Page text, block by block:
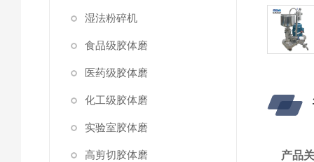
湿法粉碎机
食品级胶体磨
医药级胶体磨
化工级胶体磨
实验室胶体磨
高剪切胶体磨
产品